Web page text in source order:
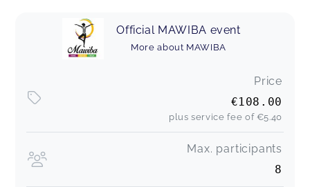
Official MAWIBA event
More about MAWIBA
Price
€108.00
plus service fee of €5.40
Max. participants
8